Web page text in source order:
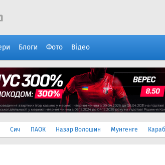
Блоги Фото Відео
Сич ПАОК Назар Волошин Мунгенге